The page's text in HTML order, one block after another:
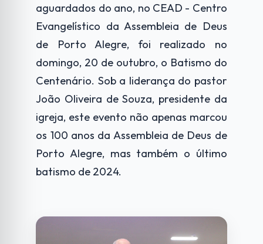
aguardados do ano, no CEAD - Centro
Evangelístico da Assembleia de Deus
de Porto Alegre, foi realizado no
domingo, 20 de outubro, o Batismo do
Centenário. Sob a liderança do pastor
João Oliveira de Souza, presidente da
igreja, este evento não apenas marcou
os 100 anos da Assembleia de Deus de
Porto Alegre, mas também o último
batismo de 2024.